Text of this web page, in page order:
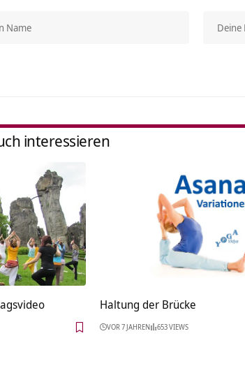
interessieren
– Vortragsvideo Haltung der Brücke
VOR 7 JAHREN 653 VIEWS